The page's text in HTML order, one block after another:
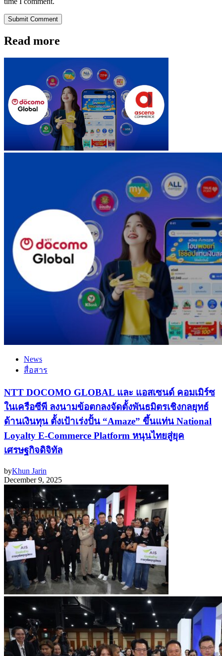
Submit Comment
Read more
News
สื่อสาร
NTT DOCOMO GLOBAL และ แอสเซนด์ คอมเมิร์ซ
ในเครือซีพี ลงนามข้อตกลงจัดตั้งพันธมิตรเชิงกลยุทธ์
ด้านเงินทุน ตั้งเป้าเร่งปั้น “Amaze” ขึ้นแท่น National
Loyalty E-Commerce Platform หนุนไทยสู่ยุค
เศรษฐกิจดิจิทัล
byKhun Jarin
December 9, 2025